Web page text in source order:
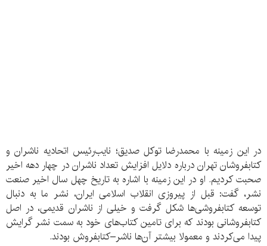
در این زمینه با محمدرضا توکل صدیق؛ نایب‌رئیس اتحادیه ناشران و
کتابفروشان تهران درباره دلایل افزایش تعداد ناشران در چهار دهه اخیر
صحبت کردیم. او در این زمینه با اشاره به تاریخ چهل سال اخیر صنعت
نشر، گفت:‌ قبل از پیروزی انقلاب اسلامی ایران، نشر ما به دنبال
توسعه کتابفروشی‌ها شکل گرفت و خیلی از ناشران قدیمی، در اصل
کتابفروشانی بودند که برای تامین کتاب‌های خود به سمت نشر گرایش
پیدا می‌کردند و معمولا بیشتر آن‌ها ناشر–کتابفروش بودند.